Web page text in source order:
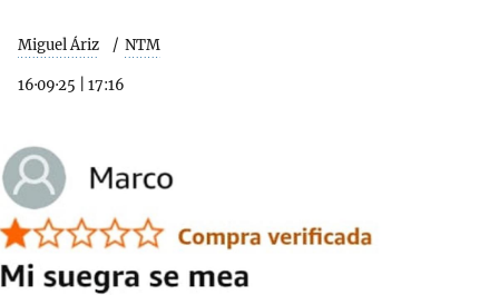
Miguel Áriz NTM
16·09·25 17:16